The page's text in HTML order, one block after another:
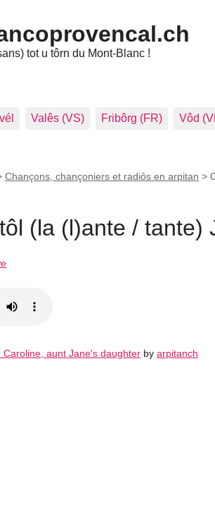
tot u tôrn du Mont-Blanc !
Valês (VS) Fribôrg (FR) Vôd
Chançons, chançoniers et radiôs en arpitan >
(la (l)ante / tante)
aunt Jane's daughter by arpitanch